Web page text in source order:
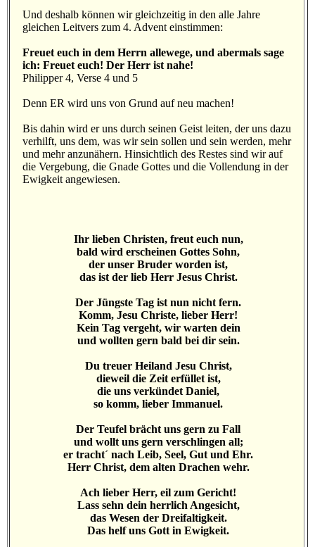
Und deshalb können wir gleichzeitig in den alle Jahre
gleichen Leitvers zum 4. Advent einstimmen:
Freuet euch in dem Herrn allewege, und abermals sage
ich: Freuet euch! Der Herr ist nahe!
Philipper 4, Verse 4 und 5
Denn ER wird uns von Grund auf neu machen!
Bis dahin wird er uns durch seinen Geist leiten, der uns dazu
verhilft, uns dem, was wir sein sollen und sein werden, mehr
und mehr anzunähern. Hinsichtlich des Restes sind wir auf
die Vergebung, die Gnade Gottes und die Vollendung in der
Ewigkeit angewiesen.
Ihr lieben Christen, freut euch nun,
bald wird erscheinen Gottes Sohn,
der unser Bruder worden ist,
das ist der lieb Herr Jesus Christ.
Der Jüngste Tag ist nun nicht fern.
Komm, Jesu Christe, lieber Herr!
Kein Tag vergeht, wir warten dein
und wollten gern bald bei dir sein.
Du treuer Heiland Jesu Christ,
dieweil die Zeit erfüllet ist,
die uns verkündet Daniel,
so komm, lieber Immanuel.
Der Teufel brächt uns gern zu Fall
und wollt uns gern verschlingen all;
er tracht´ nach Leib, Seel, Gut und Ehr.
Herr Christ, dem alten Drachen wehr.
Ach lieber Herr, eil zum Gericht!
Lass sehn dein herrlich Angesicht,
das Wesen der Dreifaltigkeit.
Das helf uns Gott in Ewigkeit.